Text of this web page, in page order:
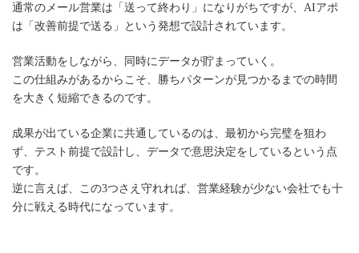
通常のメール営業は「送って終わり」になりがちですが、AIアポ
は「改善前提で送る」という発想で設計されています。
営業活動をしながら、同時にデータが貯まっていく。
この仕組みがあるからこそ、勝ちパターンが見つかるまでの時間
を大きく短縮できるのです。
成果が出ている企業に共通しているのは、最初から完璧を狙わ
ず、テスト前提で設計し、データで意思決定をしているという点
です。
逆に言えば、この3つさえ守れれば、営業経験が少ない会社でも十
分に戦える時代になっています。